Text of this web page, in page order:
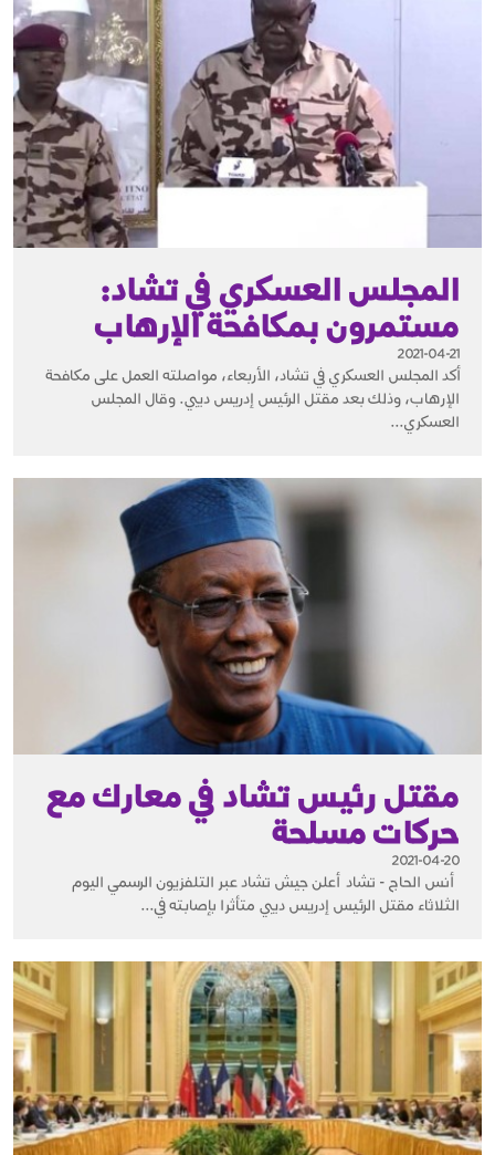
المجلس العسكري في تشاد:
مستمرون بمكافحة الإرهاب
2021-04-21
أكد المجلس العسكري في تشاد، الأربعاء، مواصلته العمل على مكافحة
الإرهاب، وذلك بعد مقتل الرئيس إدريس ديبي. وقال المجلس
العسكري...
مقتل رئيس تشاد في معارك مع
حركات مسلحة
2021-04-20
أنس الحاج - تشاد أعلن جيش تشاد عبر التلفزيون الرسمي اليوم
الثلاثاء مقتل الرئيس إدريس ديبي متأثرا بإصابته في...